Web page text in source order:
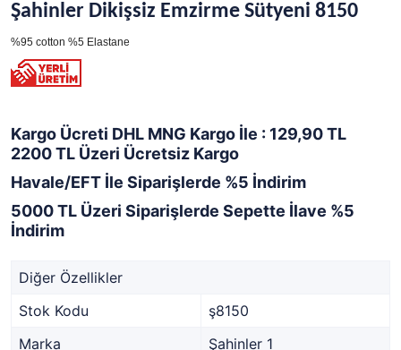
Şahinler Dikişsiz Emzirme Sütyeni 8150
%95 cotton %5 Elastane
Kargo Ücreti DHL MNG Kargo İle : 129,90 TL
2200 TL Üzeri Ücretsiz Kargo
Havale/EFT İle Siparişlerde %5 İndirim
5000 TL Üzeri Siparişlerde Sepette İlave %5
İndirim
Diğer Özellikler
Stok Kodu
ş8150
Marka
Şahinler 1